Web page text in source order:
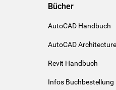
Bücher
AutoCAD Handbuch
AutoCAD
Revit Handbuch
Infos Buchbestellung